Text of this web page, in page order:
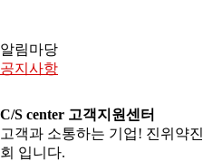
알림마당
공지사항
C/S center 고객지원센터
고객과 소통하는 기업! 진위약진
회 입니다.